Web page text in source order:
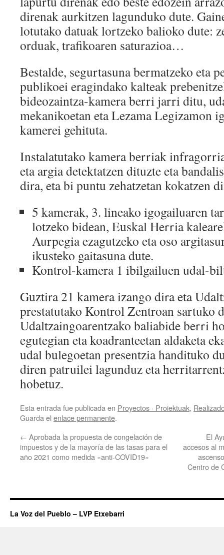
direnak aurkitzen lagunduko dute.
lotutako datuak lortzeko balioko dute:
orduak, trafikoaren saturazioa…
Bestalde, segurtasuna bermatzeko eta
publikoei eragindako kalteak
bideozaintza-kamera berri jarri ditu,
mekanikoetan eta Lezama Legizamon
kamerei gehituta.
Instalatutako kamera berriak
eta argia detektatzen dituzte eta
dira, eta bi puntu zehatzetan kokatzen
5 kamerak, 3. lineako igogailuaren
lotzeko bidean, Euskal Herria
Aurpegia ezagutzeko eta oso
ikusteko gaitasuna dute.
Kontrol-kamera 1 ibilgailuen udal-
Guztira 21 kamera izango dira eta
prestatutako Kontrol Zentroan sartuko
Udaltzaingoarentzako baliabide berri
egutegian eta koadranteetan aldaketa
udal bulegoetan presentzia handituko
diren patruilei lagunduz eta
hobetuz.
Esta entrada fue publicada en Proyectos · Proiektuak,
Guarda el enlace permanente.
← Aprobada la propuesta de congelación de
impuestos y de la mayoría de las tasas para el
año 2021 como medida «anti-COVID19»
El
accesos al
Centro de
La Voz del Pueblo – LVP Etxebarri